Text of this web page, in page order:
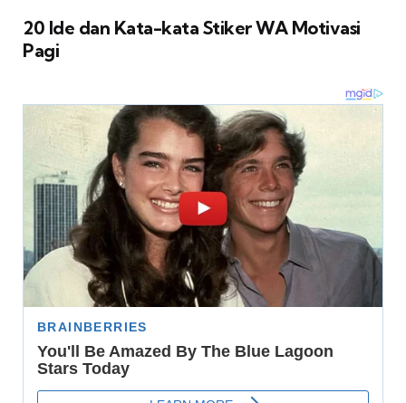
20 Ide dan Kata-kata Stiker WA Motivasi
Pagi